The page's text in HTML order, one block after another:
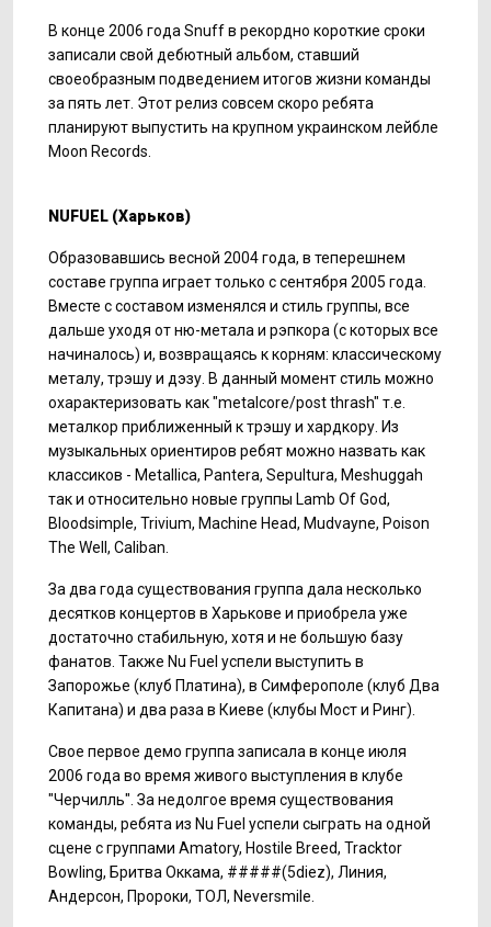
В конце 2006 года Snuff в рекордно короткие сроки
записали свой дебютный альбом, ставший
своеобразным подведением итогов жизни команды
за пять лет. Этот релиз совсем скоро ребята
планируют выпустить на крупном украинском лейбле
Moon Records.
NU FUEL (Харьков)
Образовавшись весной 2004 года, в теперешнем
составе группа играет только с сентября 2005 года.
Вместе с составом изменялся и стиль группы, все
дальше уходя от ню-метала и рэпкора (с которых все
начиналось) и, возвращаясь к корням: классическому
металу, трэшу и дэзу. В данный момент стиль можно
охарактеризовать как "metalcore/post thrash" т.е.
металкор приближенный к трэшу и хардкору. Из
музыкальных ориентиров ребят можно назвать как
классиков - Metallica, Pantera, Sepultura, Meshuggah
так и относительно новые группы Lamb Of God,
Bloodsimple, Trivium, Machine Head, Mudvayne, Poison
The Well, Caliban.
За два года существования группа дала несколько
десятков концертов в Харькове и приобрела уже
достаточно стабильную, хотя и не большую базу
фанатов. Также Nu Fuel успели выступить в
Запорожье (клуб Платина), в Симферополе (клуб Два
Капитана) и два раза в Киеве (клубы Мост и Ринг).
Свое первое демо группа записала в конце июля
2006 года во время живого выступления в клубе
"Черчилль". За недолгое время существования
команды, ребята из Nu Fuel успели сыграть на одной
сцене с группами Amatory, Hostile Breed, Tracktor
Bowling, Бритва Оккама, #####(5diez), Линия,
Андерсон, Пророки, ТОЛ, Neversmile.